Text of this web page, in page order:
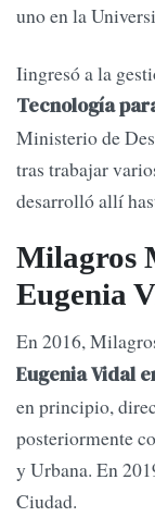
uno en la
Iingresó a la
Tecnología
Ministerio de
tras trabajar
desarrolló allí
Milagros
Eugenia
En 2016,
Eugenia Vidal
en principio,
posteriormente
y Urbana. En
Ciudad.